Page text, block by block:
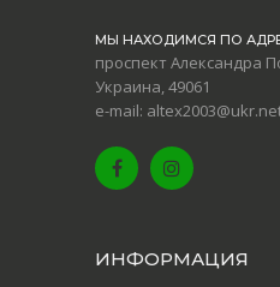
МЫ НАХОДИМСЯ ПО
проспект Александра
Украина, 49061
e-mail:
ИНФОРМАЦИЯ